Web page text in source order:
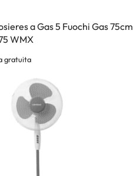
a Gas 5 Fuochi Gas 75cm
WMX
gratuita